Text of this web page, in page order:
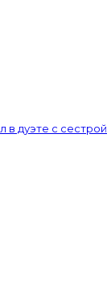
в дуэте с сестрой